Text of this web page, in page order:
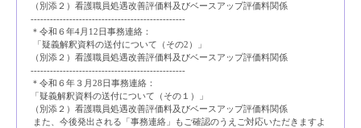
（別添２）看護職員処遇改善評価料及びベースアップ評価料関係
------------------------------------------------
＊令和６年4月12日事務連絡：
「疑義解釈資料の送付について（その2）」
（別添２）看護職員処遇改善評価料及びベースアップ評価料関係
------------------------------------------------
＊令和６年３月28日事務連絡：
「疑義解釈資料の送付について（その１）」
（別添２）看護職員処遇改善評価料及びベースアップ評価料関係
また、今後発出される「事務連絡」もご確認のうえご対応いただきますよ